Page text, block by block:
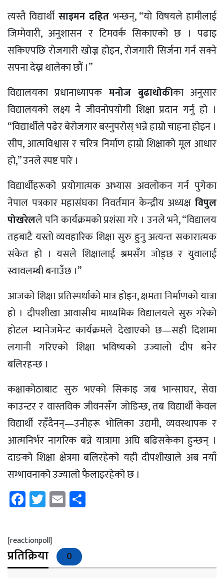
त्यस्तै विद्यार्थी साइमन दहित भन्छन्, “यो विषयले हामीलाई
जिम्मेवारी, अनुशासन र टिमवर्क सिकाएको छ । पढाइ
सकिएपछि रोजगारी खोज्न होइन, रोजगारी सिर्जना गर्न सक्ने
सपना देख्न थालेका छौं ।”
विद्यालयका प्रधानाध्यापक मनोज बुढाथोकीका अनुसार
विद्यालयको लक्ष्य नै जीवनोपयोगी शिक्षा प्रदान गर्नु हो ।
“विद्यार्थीले पढेर बेरोजगार बस्नुपरोस् भन्ने हाम्रो चाहना होइन ।
सीप, आत्मविश्वास र चरित्र निर्माण हाम्रो शिक्षाको मूल आधार
हो,” उनले स्पष्ट पारे ।
विद्यार्थीहरूको प्रयोगात्मक अभ्यास अवलोकन गर्न पुगेका
नेपाल पत्रकार महासंघका निवर्तमान केन्द्रीय अध्यक्ष विपुल
पोखरेलले पनि कार्यक्रमको प्रशंसा गरे । उनले भने, “विद्यालय
तहबाटै यस्तो व्यवहारिक शिक्षा सुरु हुनु अत्यन्त सकारात्मक
संकेत हो । यसले शिक्षालाई श्रमसँग जोड्छ र युवालाई
स्वावलम्बी बनाउँछ ।”
आजको शिक्षा प्रतिस्पर्धाको मात्र होइन, क्षमता निर्माणको यात्रा
हो । दीपशीखा आवासीय माध्यमिक विद्यालयले सुरु गरेको
होटल म्यानेजमेन्ट कार्यक्रमले देखाएको छ—सही दिशामा
लगानी गरिएको शिक्षा भविष्यको उज्यालो दीप बनेर
बलिरहन्छ ।
कक्षाकोठाबाट सुरु भएको सिकाइ जब भान्साघर, सेवा
काउन्टर र वास्तविक जीवनसँग जोडिन्छ, तब विद्यार्थी केवल
विद्यार्थी रहँदैनन्—उनीहरू भोलिका उद्यमी, व्यवस्थापक र
आत्मनिर्भर नागरिक बन्ने यात्रामा अघि बढिसकेका हुन्छन् ।
दाङको शिक्षा क्षेत्रमा बलिरहेको यही दीपशीखाले अब नयाँ
सम्भावनाको उज्यालो फैलाइरहेको छ ।
Facebook
Twitter
Email
[reactionpoll]
प्रतिक्रिया 0